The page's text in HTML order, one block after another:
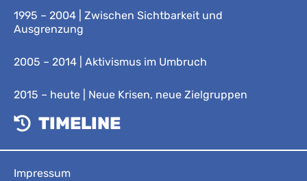
1995 – 2004 | Zwischen Sichtbarkeit und
Ausgrenzung
2005 – 2014 | Aktivismus im Umbruch
2015 – heute | Neue Krisen, neue Zielgruppen
TIMELINE
Impressum